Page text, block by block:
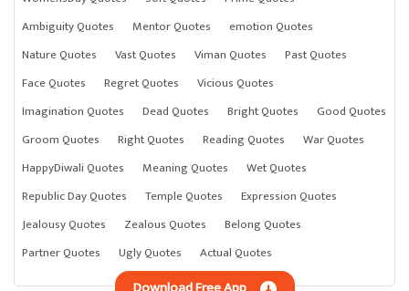
Ambiguity Quotes
Mentor Quotes
emotion Quotes
Nature Quotes
Vast Quotes Viman Quotes
Past Quotes
Face Quotes
Regret Quotes
Vicious Quotes
Imagination Quotes
Dead Quotes Bright Quotes
Good Quotes
Groom Quotes
Right Quotes Reading Quotes
War Quotes
HappyDiwali Quotes
Meaning Quotes
Wet Quotes
Republic Day Quotes
Temple Quotes
Expression Quotes
Jealousy Quotes
Zealous Quotes
Belong Quotes
Partner Quotes
Ugly Quotes Actual Quotes